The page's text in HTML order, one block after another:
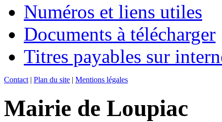
Numéros et liens utiles
Documents à télécharger
Titres payables sur
Contact | Plan du site | Mentions légales
Mairie de Loupiac